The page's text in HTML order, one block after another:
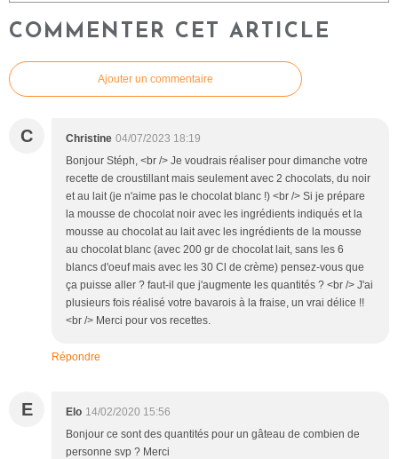
COMMENTER CET ARTICLE
Ajouter un commentaire
C Christine 04/07/2023 18:19
Bonjour Stéph, <br /> Je voudrais réaliser pour dimanche votre
recette de croustillant mais seulement avec 2 chocolats, du noir
et au lait (je n'aime pas le chocolat blanc !) <br /> Si je prépare
la mousse de chocolat noir avec les ingrédients indiqués et la
mousse au chocolat au lait avec les ingrédients de la mousse
au chocolat blanc (avec 200 gr de chocolat lait, sans les 6
blancs d'oeuf mais avec les 30 Cl de crème) pensez-vous que
ça puisse aller ? faut-il que j'augmente les quantités ? <br /> J'ai
plusieurs fois réalisé votre bavarois à la fraise, un vrai délice !!
<br /> Merci pour vos recettes.
Répondre
E Elo 14/02/2020 15:56
Bonjour ce sont des quantités pour un gâteau de combien de
personne svp ? Merci